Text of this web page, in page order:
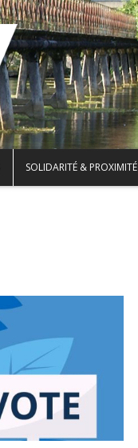
SOLIDARITÉ & PROXIMITÉ